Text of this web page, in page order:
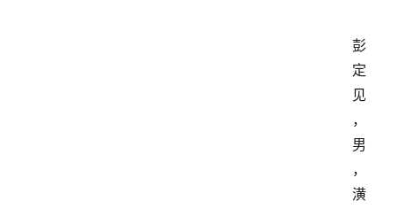
彭
定
见
，
男
，
潢